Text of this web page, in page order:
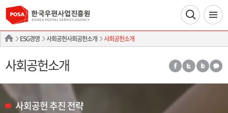
ESG경영 사회공헌사회공헌소개 사회공헌소개
사회공헌소개
사회공헌 추진 전략